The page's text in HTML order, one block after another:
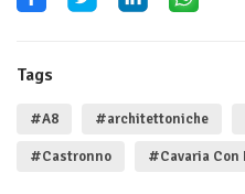
Tags
#A8 #architettoniche
#Castronno #Cavaria Con